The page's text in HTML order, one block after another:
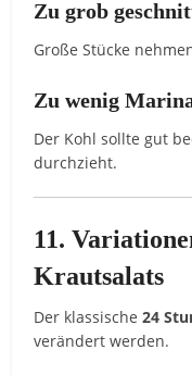
Zugrob
GroßeStücke
Zuwenig
Der Kohlsolltegut
durchzieht.
11.
Krautsalats
Der klassische24
verändertwerden.